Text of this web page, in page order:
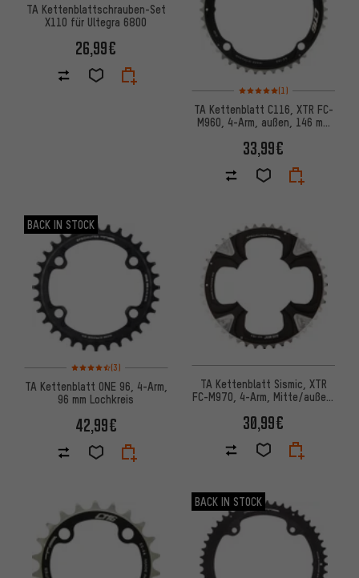
TA Kettenblattschrauben-Set
X110 für Ultegra 6800
26,99€
Bewertungen: 5 von 5
(1)
TA Kettenblatt C116, XTR FC-
M960, 4-Arm, außen, 146 mm
33,99€
BACK IN STOCK
Bewertungen: 4,5 von 5 basierend auf 3 Bewertungen
(3)
TA Kettenblatt ONE 96, 4-Arm,
96 mm Lochkreis
42,99€
TA Kettenblatt Sismic, XTR
FC-M970, 4-Arm, Mitte/außen,
30,99€
BACK IN STOCK